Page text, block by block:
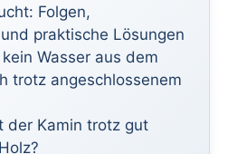
Folgen,
praktische Lösungen
Wasser aus dem
trotz angeschlossenem
der Kamin trotz gut